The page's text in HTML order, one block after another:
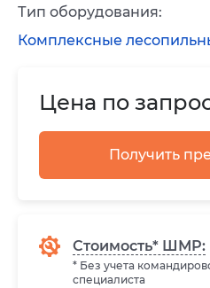
Цена по
Получить
Стоимость* ШМР:
* Без учета
специалиста
Тип оборудования:
Комплексные